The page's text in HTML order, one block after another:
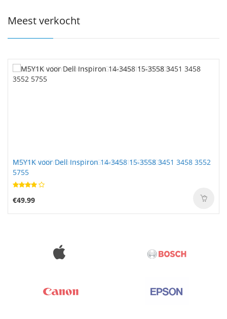
Meest verkocht
M5Y1K voor Dell Inspiron 14-3458 15-3558 3451 3458 3552
5755
€49.99